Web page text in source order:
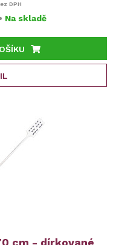
DPH
Na skladě
cm - dírkované